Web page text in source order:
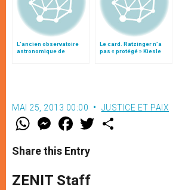
L’ancien observatoire
astronomique de
Le card. Ratzinger n’a
pas « protégé » Kiesle
MAI 25, 2013 00:00 JUSTICE ET PAIX
W
t
s
p
p
M
e
s
e
g
e
F
a
e
b
o
k
w
Share this Entry
ZENIT Staff